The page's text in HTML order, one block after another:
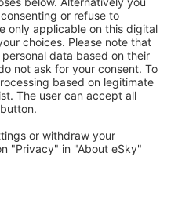
(ohne Servicegebühr in Höhe
Passagier)
Hin- und Rückflug: